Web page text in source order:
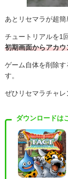
あとリセマラが超簡
チュートリアルを1
初期画面からアカ
ゲーム自体を削除
す。
ぜひリセマラチャレ
ダウンロードは